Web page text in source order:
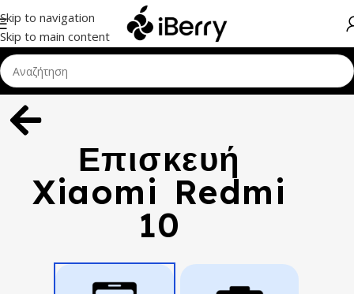
Skip to navigation
Skip to main content
Επισκευή
Xiaomi Redmi
10